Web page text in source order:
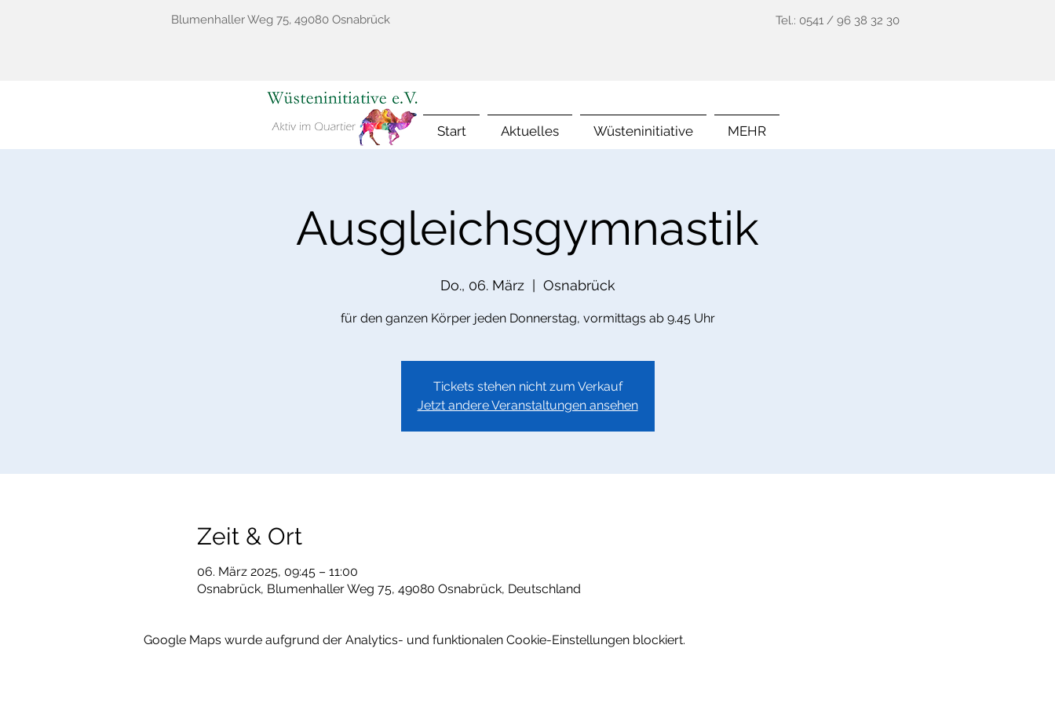
Blumenhaller Weg 75, 49080 Osnabrück Tel.: 0541 / 96 38 32 30
Start Aktuelles Wüsteninitiative MEHR
Ausgleichsgymnastik
Do., 06. März
  |
Osnabrück
für den ganzen Körper jeden Donnerstag, vormittags ab 9.45 Uhr
Tickets stehen nicht zum Verkauf
Jetzt andere Veranstaltungen ansehen
Zeit & Ort
06. März 2025, 09:45 – 11:00
Osnabrück, Blumenhaller Weg 75, 49080 Osnabrück, Deutschland
Google Maps wurde aufgrund der Analytics- und funktionalen Cookie-Einstellungen blockiert.